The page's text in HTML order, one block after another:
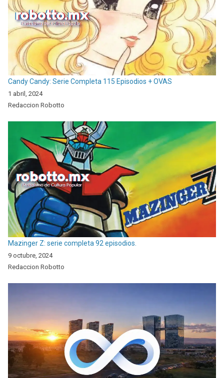
Candy Candy: Serie Completa 115 Episodios + OVAS
1 abril, 2024
Redaccion Robotto
Mazinger Z: serie completa 92 episodios.
9 octubre, 2024
Redaccion Robotto